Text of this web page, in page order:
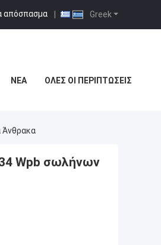
Greek
απόσπασμα |
ΝΈΑ ΌΛΕΣ ΟΙ ΠΕΡΙΠΤΏΣΕΙΣ
Άνθρακα
Wpb σωλήνων